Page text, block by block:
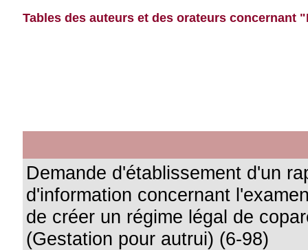
Tables des auteurs et des orateurs concernant
Demande d'établissement d'un
d'information concernant
de créer un régime légal de
(Gestation pour autrui) (6-98)